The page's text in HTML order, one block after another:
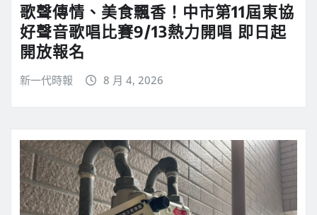
歌聲傳情、美食飄香！中市第11屆東協
好聲音歌唱比賽9/13熱力開唱 即日起
開放報名
新一代時報 8 月 4, 2026